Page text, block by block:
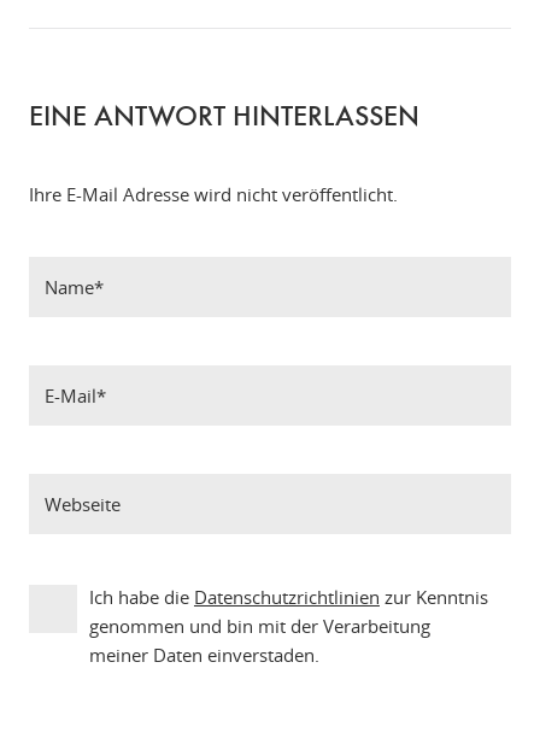
EINE ANTWORT HINTERLASSEN
Ihre E-Mail Adresse wird nicht veröffentlicht.
Ich habe die Datenschutzrichtlinien zur Kenntnis
genommen und bin mit der Verarbeitung
meiner Daten einverstaden.